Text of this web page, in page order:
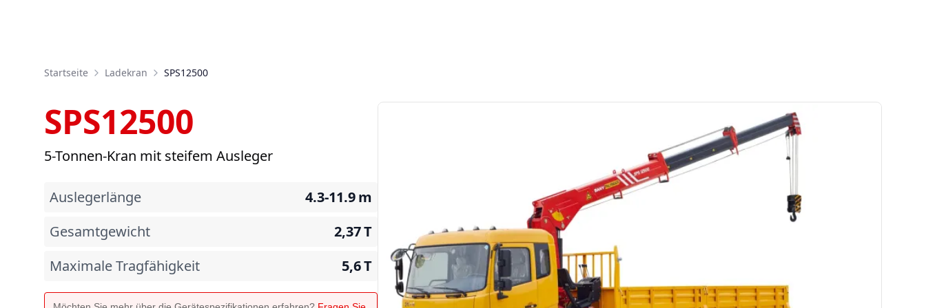
Startseite Ladekran SPS12500
SPS12500
5-Tonnen-Kran mit steifem Ausleger
Auslegerlänge 4.3-11.9m
Gesamtgewicht
2,37T
Maximale Tragfähigkeit
5,6T